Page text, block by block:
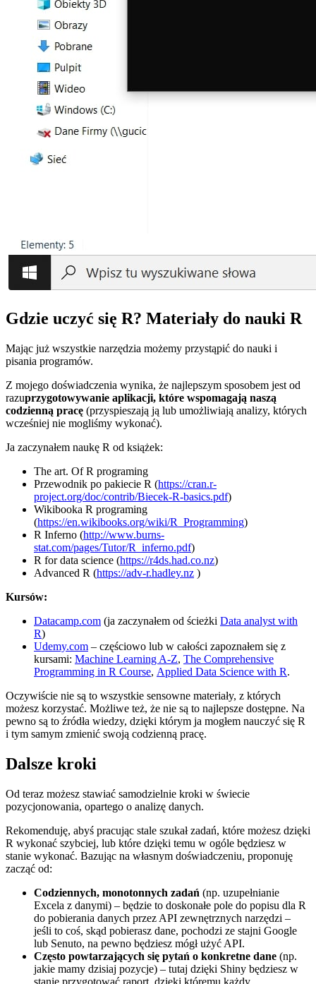
Gdzie uczyć się R? Materiały do nauki R
Mając już wszystkie narzędzia możemy przystąpić do nauki i
pisania programów.
Z mojego doświadczenia wynika, że najlepszym sposobem jest od
razuprzygotowywanie aplikacji, które wspomagają naszą
codzienną pracę (przyspieszają ją lub umożliwiają analizy, których
wcześniej nie mogliśmy wykonać).
Ja zaczynałem naukę R od książek:
The art. Of R programing
Przewodnik po pakiecie R (https://cran.r-
project.org/doc/contrib/Biecek-R-basics.pdf)
Wikibooka R programing
(https://en.wikibooks.org/wiki/R_Programming)
R Inferno (http://www.burns-
stat.com/pages/Tutor/R_inferno.pdf)
R for data science (https://r4ds.had.co.nz)
Advanced R (https://adv-r.hadley.nz )
Kursów:
Datacamp.com (ja zaczynałem od ścieżki Data analyst with
R)
Udemy.com – częściowo lub w całości zapoznałem się z
kursami: Machine Learning A-Z, The Comprehensive
Programming in R Course, Applied Data Science with R.
Oczywiście nie są to wszystkie sensowne materiały, z których
możesz korzystać. Możliwe też, że nie są to najlepsze dostępne. Na
pewno są to źródła wiedzy, dzięki którym ja mogłem nauczyć się R
i tym samym zmienić swoją codzienną pracę.
Dalsze kroki
Od teraz możesz stawiać samodzielnie kroki w świecie
pozycjonowania, opartego o analizę danych.
Rekomenduję, abyś pracując stale szukał zadań, które możesz dzięki
R wykonać szybciej, lub które dzięki temu w ogóle będziesz w
stanie wykonać. Bazując na własnym doświadczeniu, proponuję
zacząć od:
Codziennych, monotonnych zadań (np. uzupełnianie
Excela z danymi) – będzie to doskonałe pole do popisu dla R
do pobierania danych przez API zewnętrznych narzędzi –
jeśli to coś, skąd pobierasz dane, pochodzi ze stajni Google
lub Senuto, na pewno będziesz mógł użyć API.
Często powtarzających się pytań o konkretne dane (np.
jakie mamy dzisiaj pozycje) – tutaj dzięki Shiny będziesz w